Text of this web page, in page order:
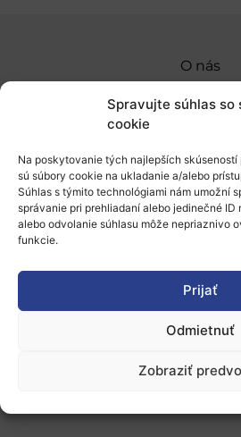
Spravujte súhlas so
cookie
Na poskytovanie tých najlepších
sú súbory cookie na ukladanie a/alebo
Súhlas s týmito technológiami nám umožní
správanie pri prehliadaní alebo jedinečné ID
alebo odvolanie súhlasu môže nepriaznivo
funkcie.
Prijať
Odmietnuť
Zobraziť
O nás
Naše
Financovanie a
Stáže a
Novinky
„Projekt SK4ERA II je
prevádzkuje Centrum
informácií